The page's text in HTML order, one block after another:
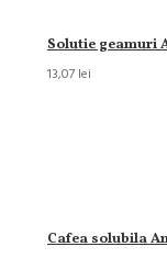
Solutie geamuri
13,07 lei
Cafea solubila